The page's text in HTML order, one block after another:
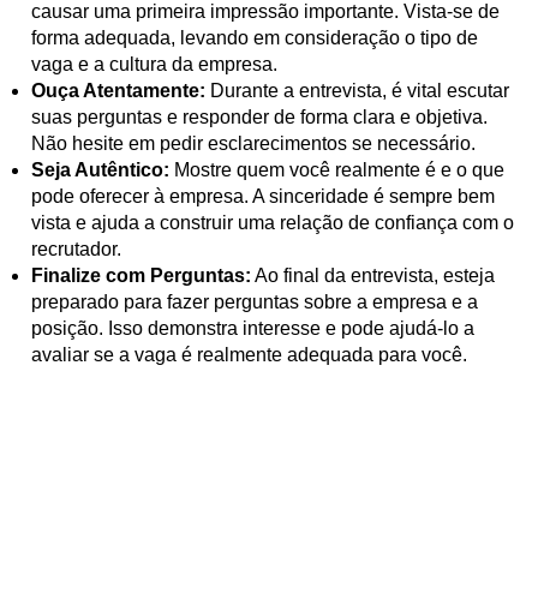
causar uma primeira impressão importante. Vista-se de
forma adequada, levando em consideração o tipo de
vaga e a cultura da empresa.
Ouça Atentamente: Durante a entrevista, é vital escutar
suas perguntas e responder de forma clara e objetiva.
Não hesite em pedir esclarecimentos se necessário.
Seja Autêntico: Mostre quem você realmente é e o que
pode oferecer à empresa. A sinceridade é sempre bem
vista e ajuda a construir uma relação de confiança com o
recrutador.
Finalize com Perguntas: Ao final da entrevista, esteja
preparado para fazer perguntas sobre a empresa e a
posição. Isso demonstra interesse e pode ajudá-lo a
avaliar se a vaga é realmente adequada para você.